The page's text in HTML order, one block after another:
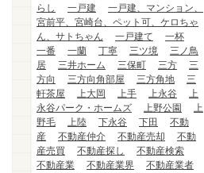
らし
一戸建
一戸建、マンション、
宮前平、宮崎台、ペット可、ケロちゃ
ん、サトちゃん
一戸建て
一杯
一番
一蘭 丁寧 三ツ境
三ノ鳥
居
三井ホーム 三保町 三方
三
方向
三方向角部屋 三方角地
三
軒茶屋
上大岡 上手 上永谷
上
永谷パーク・ホームズ
上野公園
上
野毛
上陸 下永谷 下田
不動
産
不動産仲介 不動産売却
不動
産売買
不動産探し
不動産検索
不動産業
不動産業界
不動産業者